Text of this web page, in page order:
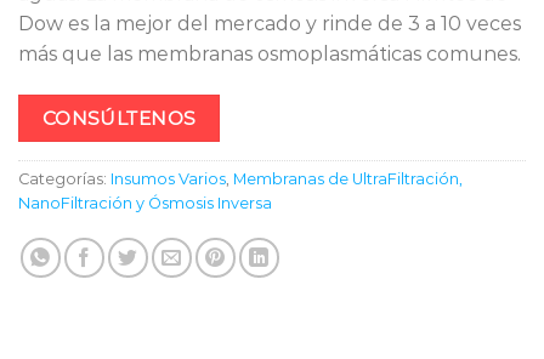
Dow es la mejor del mercado y rinde de 3 a 10 veces
más que las membranas osmoplasmáticas comunes.
CONSÚLTENOS
Categorías: Insumos Varios, Membranas de UltraFiltración,
NanoFiltración y Ósmosis Inversa